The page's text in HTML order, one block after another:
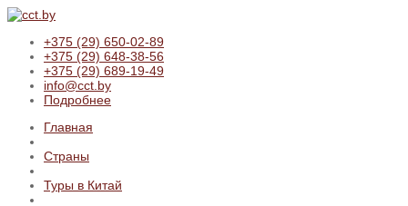
+375 (29) 650-02-89
+375 (29) 648-38-56
+375 (29) 689-19-49
info@cct.by
Подробнее
Главная
Страны
Туры в Китай